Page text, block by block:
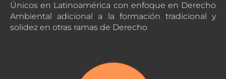
Únicos en Latinoamérica con enfoque en Derecho
Ambiental adicional a la formación tradicional y
solidez en otras ramas de Derecho